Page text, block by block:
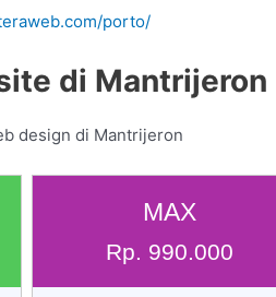
porto/
di Mantrijeron
design di Mantrijeron
MAX
Rp. 990.000